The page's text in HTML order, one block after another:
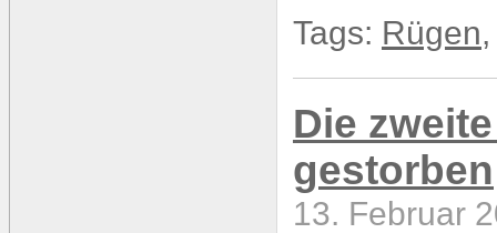
Tags: Rügen
Die
gestorben
13. Februar